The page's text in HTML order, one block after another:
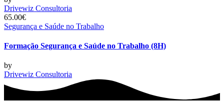
Drivewiz Consultoria
65.00€
Segurança e Saúde no Trabalho
Formação Segurança e Saúde no Trabalho (8H)
by
Drivewiz Consultoria